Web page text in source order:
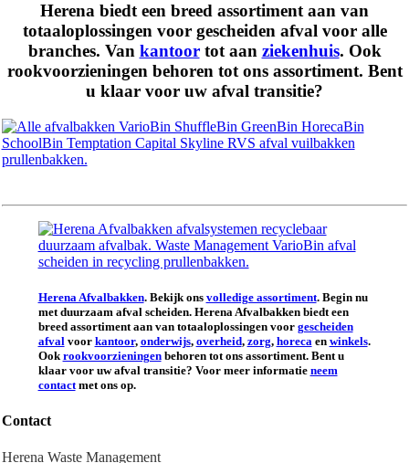
Herena biedt een breed assortiment aan van
totaaloplossingen voor gescheiden afval voor alle
branches. Van kantoortot aan ziekenhuis. Ook
rookvoorzieningen behoren tot ons assortiment. Bent
u klaar voor uw afval transitie?
Herena Afvalbakken. Bekijk ons volledige assortiment. Begin nu
met duurzaam afval scheiden. Herena Afvalbakken biedt een
breed assortiment aan van totaaloplossingen voor gescheiden
afvalvoor kantoor, onderwijs, overheid, zorg, horecaen winkels.
Ookrookvoorzieningenbehoren tot ons assortiment. Bent u
klaar voor uw afval transitie? Voor meer informatie neem
contactmet ons op.
Contact
Herena Waste Management